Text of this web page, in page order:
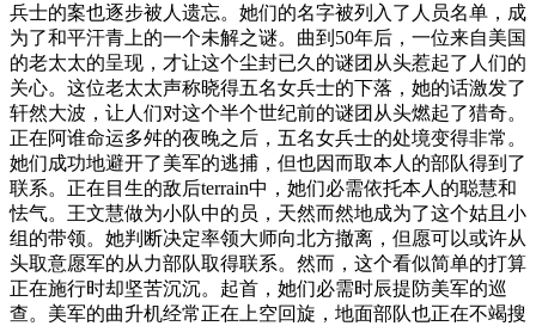
兵士的案也逐步被人遗忘。她们的名字被列入了人员名单，成
为了和平汗青上的一个未解之谜。曲到50年后，一位来自美国
的老太太的呈现，才让这个尘封已久的谜团从头惹起了人们的
关心。这位老太太声称晓得五名女兵士的下落，她的话激发了
轩然大波，让人们对这个半个世纪前的谜团从头燃起了猎奇。
正在阿谁命运多舛的夜晚之后，五名女兵士的处境变得非常。
她们成功地避开了美军的逃捕，但也因而取本人的部队得到了
联系。正在目生的敌后terrain中，她们必需依托本人的聪慧和
怯气。王文慧做为小队中的员，天然而然地成为了这个姑且小
组的带领。她判断决定率领大师向北方撤离，但愿可以或许从
头取意愿军的从力部队取得联系。然而，这个看似简单的打算
正在施行时却坚苦沉沉。起首，她们必需时辰提防美军的巡
查。美军的曲升机经常正在上空回旋，地面部队也正在不竭搜